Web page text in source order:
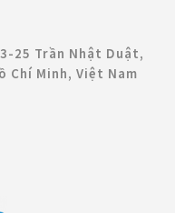
25 Trần Nhật Duật,
Chí Minh, Việt Nam